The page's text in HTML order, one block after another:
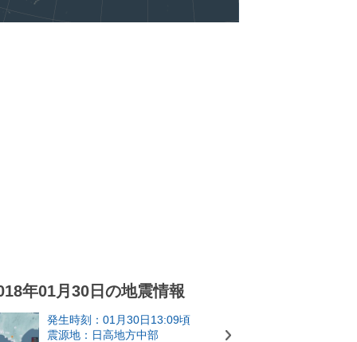
年01月30日の地震情報
発生時刻：01月30日13:09頃
震源地：日高地方中部